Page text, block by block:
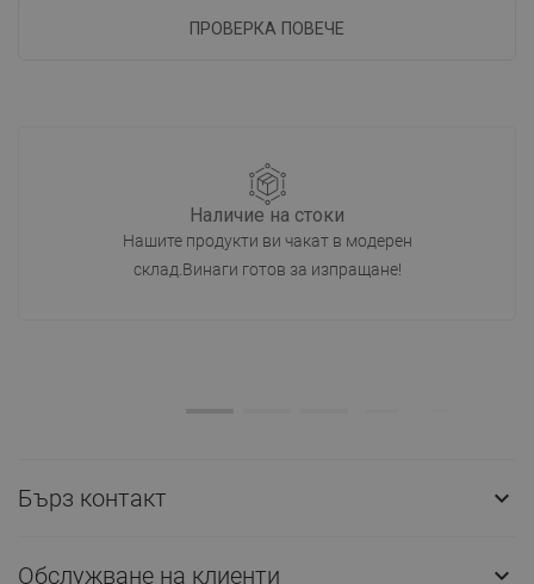
ПРОВЕРКА ПОВЕЧЕ
Наличие на стоки
Нашите продукти ви чакат в модерен
склад.Винаги готов за изпращане!
Бърз контакт 
Обслужване на клиенти 